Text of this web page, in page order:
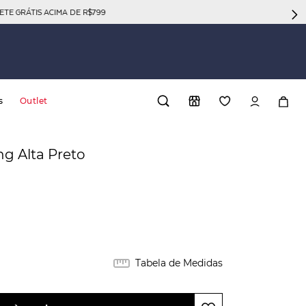
ACIMA DE R$799
Outlet
Alta Preto
Tabela de Medidas